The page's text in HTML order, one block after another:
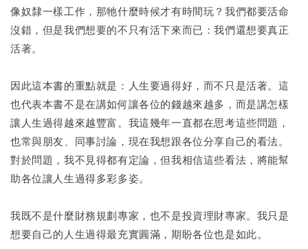
像奴隸一樣工作，那牠什麼時候才有時間玩？我們都要活命
沒錯，但是我們想要的不只有活下來而已：我們還想要真正
活著。
因此這本書的重點就是：人生要過得好，而不只是活著。這
也代表本書不是在講如何讓各位的錢越來越多，而是講怎樣
讓人生過得越來越豐富。我這幾年一直都在思考這些問題，
也常與朋友、同事討論，現在我想跟各位分享自己的看法。
對於問題，我不見得都有定論，但我相信這些看法，將能幫
助各位讓人生過得多彩多姿。
我既不是什麼財務規劃專家，也不是投資理財專家。我只是
想要自己的人生過得最充實圓滿，期盼各位也是如此。